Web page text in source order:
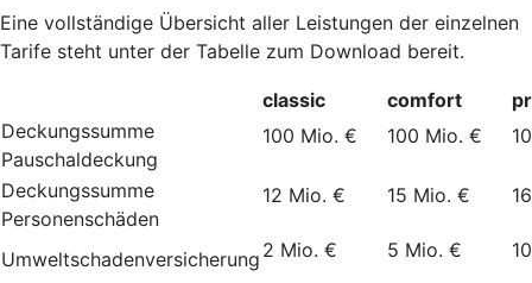
Eine vollständige Übersicht aller Leistungen der einzelnen
Tarife steht unter der Tabelle zum Download bereit.
classic comfort
Deckungssumme
Pauschaldeckung
100 Mio. € 100 Mio. €
Deckungssumme
Personenschäden
12 Mio. € 15 Mio. €
Umweltschadenversicherung 2 Mio. € 5 Mio. €